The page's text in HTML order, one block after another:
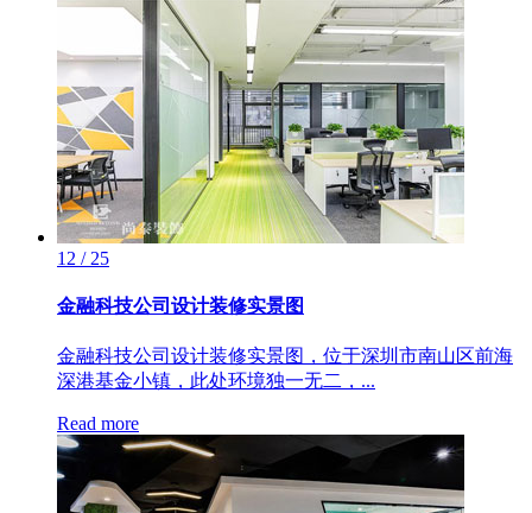
12 / 25
金融科技公司设计装修实景图
金融科技公司设计装修实景图，位于深圳市南山区前海
深港基金小镇，此处环境独一无二，...
Read more